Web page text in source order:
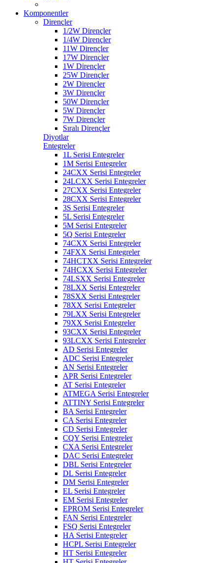
Komponentler
Dirençler
1/2W Dirençler
1/4W Dirençler
11W Dirençler
17W Dirençler
1W Dirençler
25W Dirençler
2W Dirençler
3W Dirençler
50W Dirençler
5W Dirençler
7W Dirençler
Sıralı Dirençler
Diyotlar
Entegreler
1L Serisi Entegreler
1M Serisi Entegreler
24CXX Serisi Entegreler
24LCXX Serisi Entegreler
27CXX Serisi Entegreler
28CXX Serisi Entegreler
3S Serisi Entegreler
5L Serisi Entegreler
5M Serisi Entegreler
5Q Serisi Entegreler
74CXX Serisi Entegreler
74FXX Serisi Entegreler
74HCTXX Serisi Entegreler
74HCXX Serisi Entegreler
74LSXX Serisi Entegreler
78LXX Serisi Entegreler
78SXX Serisi Entegreler
78XX Serisi Entegreler
79LXX Serisi Entegreler
79XX Serisi Entegreler
93CXX Serisi Entegreler
93LCXX Serisi Entegreler
AD Serisi Entegreler
ADC Serisi Entegreler
AN Serisi Entegreler
APR Serisi Entegreler
AT Serisi Entegreler
ATMEGA Serisi Entegreler
ATTINY Serisi Entegreler
BA Serisi Entegreler
CA Serisi Entegreler
CD Serisi Entegreler
CQY Serisi Entegreler
CXA Serisi Entegreler
DAC Serisi Entegreler
DBL Serisi Entegreler
DL Serisi Entegreler
DM Serisi Entegreler
EL Serisi Entegreler
EM Serisi Entegreler
EPROM Serisi Entegreler
FAN Serisi Entegreler
FSQ Serisi Entegreler
HA Serisi Entegreler
HCPL Serisi Entegreler
HT Serisi Entegreler